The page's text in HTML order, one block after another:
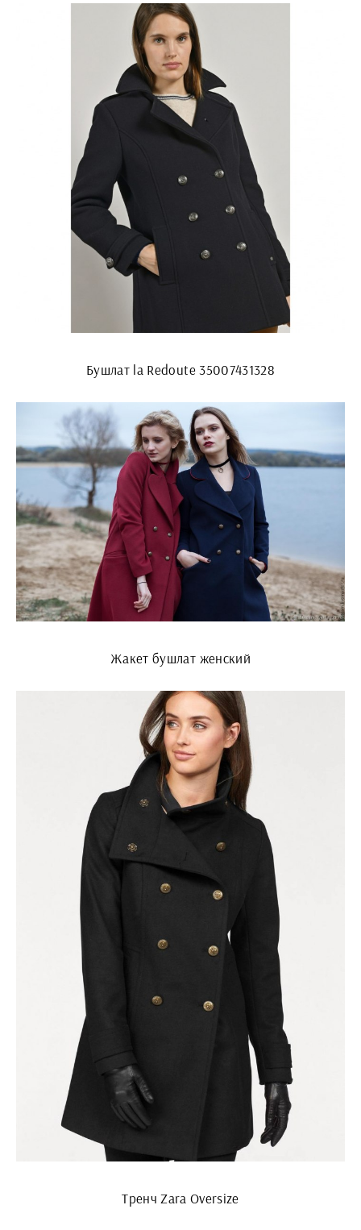
Бушлат la Redoute 35007431328
Жакет бушлат женский
Тренч Zara Oversize